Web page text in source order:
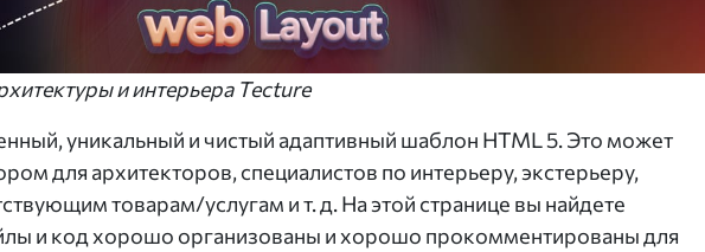
и интерьера Tecture
уникальный и чистый адаптивный шаблон HTML 5. Это может
для архитекторов, специалистов по интерьеру, экстерьеру,
товарам/услугам и т. д. На этой странице вы найдете
и код хорошо организованы и хорошо прокомментированы для